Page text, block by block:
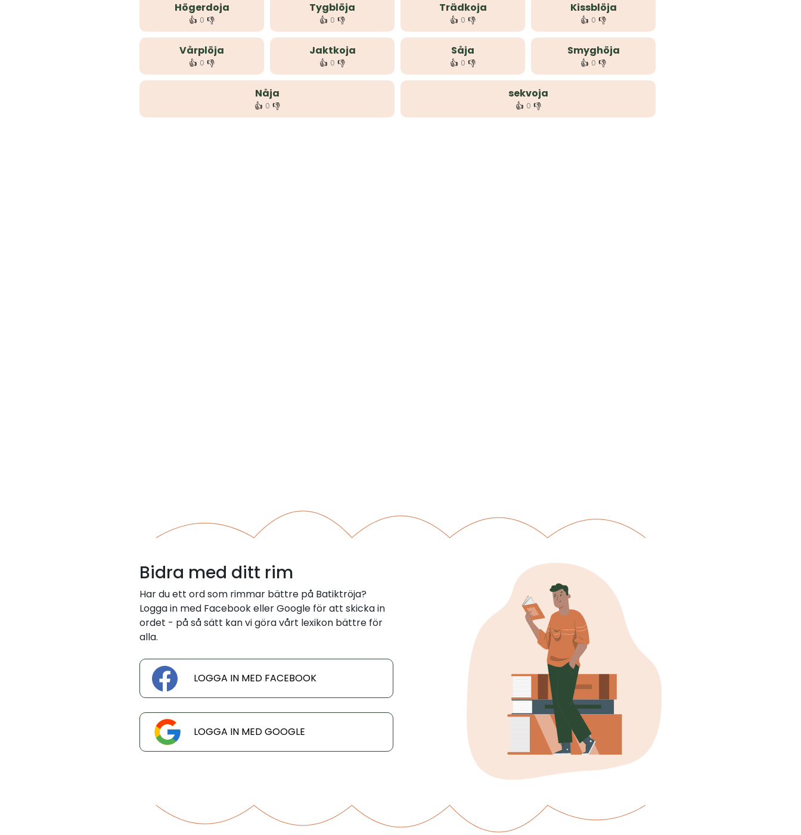
Högerdoja
👍 0 👎
Tygblöja
👍 0 👎
Trädkoja
👍 0 👎
Kissblöja
👍 0 👎
Vårplöja
👍 0 👎
Jaktkoja
👍 0 👎
Såja
👍 0 👎
Smyghöja
👍 0 👎
Nåja
👍 0 👎
sekvoja
👍 0 👎
Bidra med ditt rim
Har du ett ord som rimmar bättre på Batiktröja?
Logga in med Facebook eller Google för att skicka in
ordet - på så sätt kan vi göra vårt lexikon bättre för
alla.
LOGGA IN MED FACEBOOK
LOGGA IN MED GOOGLE